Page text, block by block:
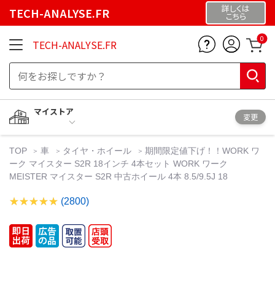
TECH-ANALYSE.FR 詳しくは
こちら
TECH-ANALYSE.FR 0
マイストア
変更
TOP 車 タイヤ・ホイール
期間限定値下げ！！WORK ワ
ーク マイスター S2R 18インチ 4本セット WORK ワーク
MEISTER マイスター S2R 中古ホイール 4本 8.5/9.5J 18
(2800)